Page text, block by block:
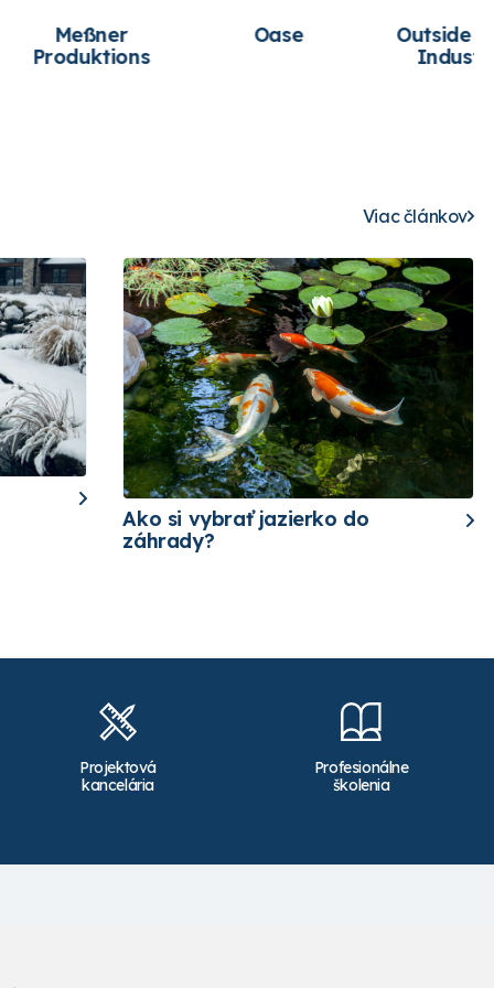
Living
Sera
Viac článkov
Ako si vybrať jazierko do
záhrady?
Projektová
kancelária
Profesionálne
školenia